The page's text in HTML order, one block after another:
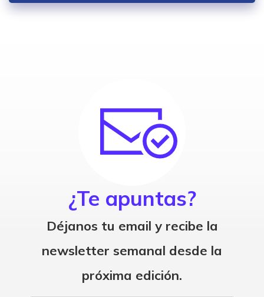
¿Te apuntas?
Déjanos tu email y recibe la
newsletter semanal desde la
próxima edición.